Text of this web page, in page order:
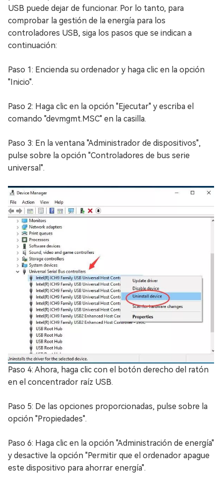
USB puede dejar de funcionar. Por lo tanto, para
comprobar la gestión de la energía para los
controladores USB, siga los pasos que se indican a
continuación:
Paso 1: Encienda su ordenador y haga clic en la opción
"Inicio".
Paso 2: Haga clic en la opción "Ejecutar" y escriba el
comando "devmgmt.MSC" en la casilla.
Paso 3: En la ventana "Administrador de dispositivos",
pulse sobre la opción "Controladores de bus serie
universal".
Paso 4: Ahora, haga clic con el botón derecho del ratón
en el concentrador raíz USB.
Paso 5: De las opciones proporcionadas, pulse sobre la
opción "Propiedades".
Paso 6: Haga clic en la opción "Administración de energía"
y desactive la opción "Permitir que el ordenador apague
este dispositivo para ahorrar energía".